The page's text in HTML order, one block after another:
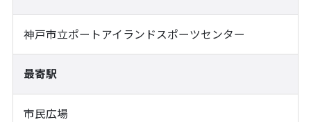
神戸市立ポートアイランドスポーツセンター
最寄駅
市民広場